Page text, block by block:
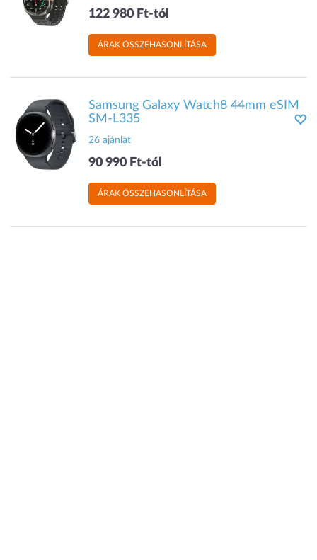
122 980 Ft-tól
ÁRAK ÖSSZEHASONLÍTÁSA
Samsung Galaxy Watch8 44mm eSIM
SM-L335
26 ajánlat
90 990 Ft-tól
ÁRAK ÖSSZEHASONLÍTÁSA